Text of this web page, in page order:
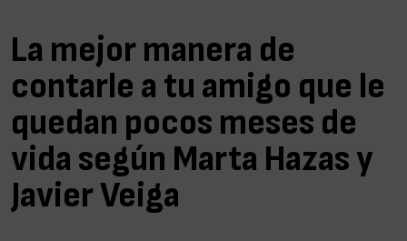
La mejor manera de
contarle a tu amigo que le
quedan pocos meses de
vida según Marta Hazas y
Javier Veiga